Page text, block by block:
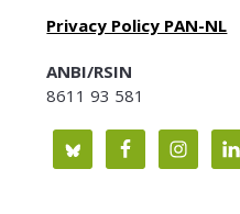
Privacy Policy PAN-NL
ANBI/RSIN
8611 93 581